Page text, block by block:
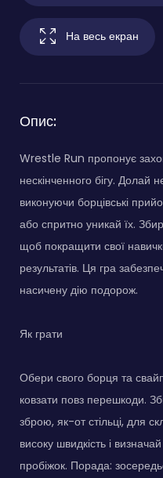
На весь екран
Опис:
Wrestle Run пропонує
нескінченного бігу. Долай
виконуючи борцівські
або спритно уникай їх.
щоб покращити свої
результатів. Ця гра
насичену дію подорож.
Як грати
Обери свого борця та
ковзати повз перешкоди.
зброю, як-от стільці, для
високу швидкість і
пробіжок. Порада: